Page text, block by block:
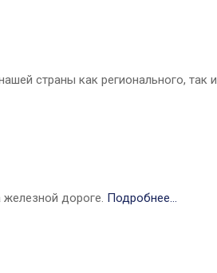
страны как регионального, так и
дороге. Подробнее…